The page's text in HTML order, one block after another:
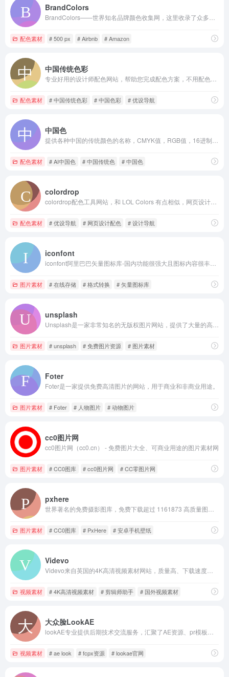
BrandColors
配色素材 # 500 px # Airbnb # Amazon
中国传统色彩
配色素材 # 中国传统色彩 # 中国色彩 # 优设导航
中国色
配色素材 # AI中国色 # 中国传统色 # 中国色
colordrop
配色素材 # 优设导航 # 网页设计配色 # 设计导航
iconfont
图片素材 # 在线存储 # 格式转换 # 矢量图标库
unsplash
图片素材 # unsplash # 免费图片资源 # 图片素材
Foter
Foter是一家提供免费高清图片的网站，用于商业和非商业用途。
图片素材 # Foter # 人物图片 # 动物图片
cc0图片网
cc0图片网（cc0.cn） - 免费图片大全、可商业用途的图片素材网
图片素材 # CC0图库 # cc0图片网 # CC零图片网
pxhere
图片素材 # CC0图库 # PxHere # 安卓手机壁纸
Videvo
视频素材 # 4K高清视频素材 # 剪辑师助手 # 国外视频素材
大众脸LookAE
视频素材 # ae look # fcpx资源 # lookae官网